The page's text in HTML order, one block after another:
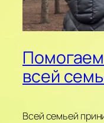
всей
Всей семьей